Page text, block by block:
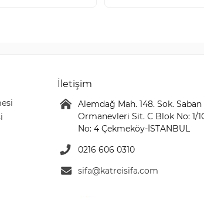
İletişim
Alemdağ Mah. 148. Sok. Saban
Ormanevleri Sit. C Blok No: 1/
No: 4 Çekmeköy-İSTANBUL
0216 606 0310
sifa@katreisifa.com